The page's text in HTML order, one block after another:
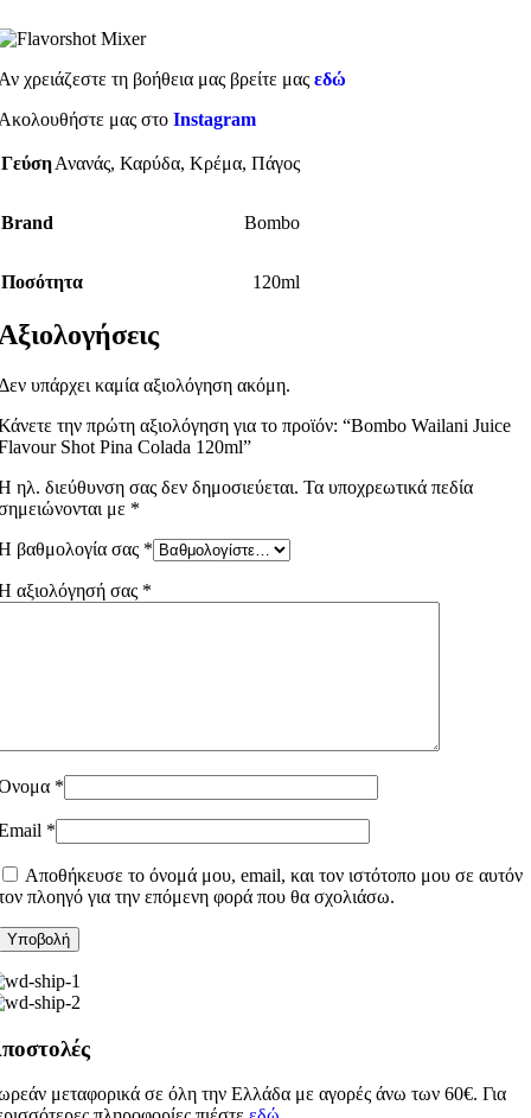
χρειάζεστε τη βοήθεια μας βρείτε μας εδώ
μας στο Instagram
ΓεύσηΑνανάς, Καρύδα, Κρέμα, Πάγος
Brand Bombo
Ποσότητα 120ml
υπάρχει καμία αξιολόγηση ακόμη.
την πρώτη αξιολόγηση για το προϊόν: “Bombo Wailani Juice
Shot Pina Colada 120ml”
ηλ. διεύθυνση σας δεν δημοσιεύεται. Τα υποχρεωτικά πεδία
με *
βαθμολογία σας *
αξιολόγησή σας *
*
*
Αποθήκευσε το όνομά μου, email, και τον ιστότοπο μου σε αυτόν
πλοηγό για την επόμενη φορά που θα σχολιάσω.
μεταφορικά σε όλη την Ελλάδα με αγορές άνω των 60€. Για